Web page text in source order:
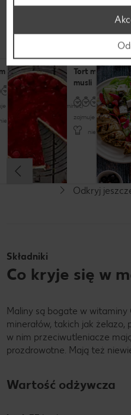
To możesz
z dyni i malin
trochę czasu (do 60 minut)
Tort malinowy
musli
zajmuje trochę
Odkryj
Składniki
Co kryje się w
Maliny są bogate w witaminy
minerałów, takich jak
w nim przeciwutleniacze
prozdrowotne. Mają też
Wartość odżywcza